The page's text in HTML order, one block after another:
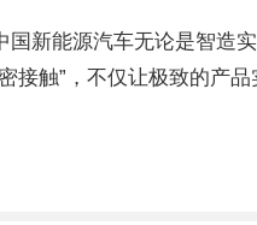
国新能源汽车无论是智造
接触”，不仅让极致的产